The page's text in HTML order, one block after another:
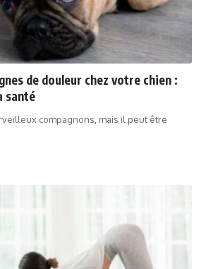
de douleur chez votre chien :
santé
compagnons, mais il peut être